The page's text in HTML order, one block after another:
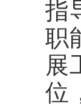
指
职
展
位